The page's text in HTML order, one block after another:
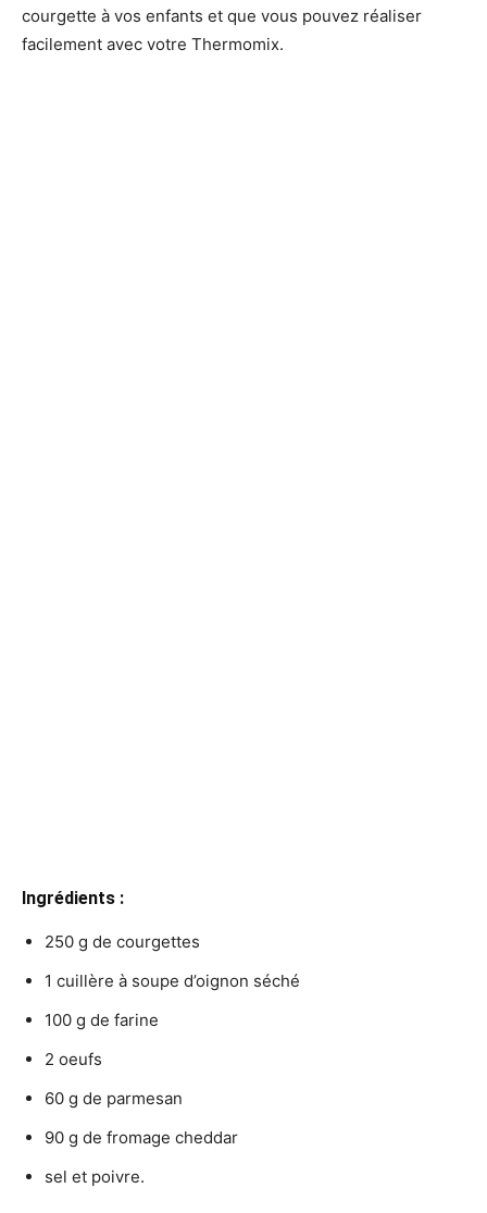
courgette à vos enfants et que vous pouvez réaliser
facilement avec votre Thermomix.
Ingrédients :
250 g de courgettes
1 cuillère à soupe d’oignon séché
100 g de farine
2 oeufs
60 g de parmesan
90 g de fromage cheddar
sel et poivre.